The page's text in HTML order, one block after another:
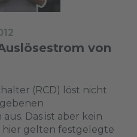
von
(RCD) löst nicht
Das ist aber kein
hier gelten festgelegte